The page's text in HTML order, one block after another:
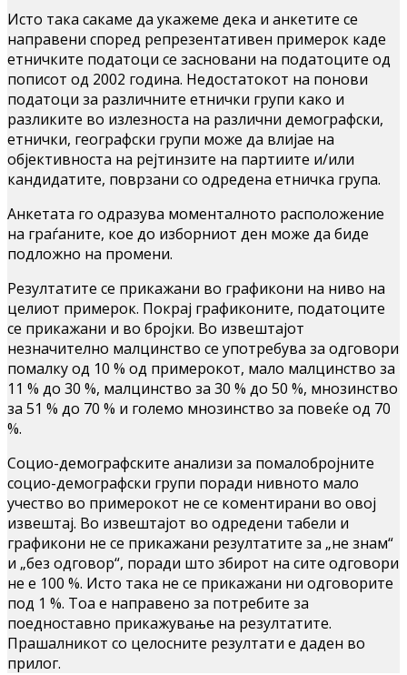
Исто така сакаме да укажеме дека и анкетите се
направени според репрезентативен примерок каде
етничките податоци се засновани на податоците од
пописот од 2002 година. Недостатокот на понови
податоци за различните етнички групи како и
разликите во излезноста на различни демографски,
етнички, географски групи може да влијае на
објективноста на рејтинзите на партиите и/или
кандидатите, поврзани со одредена етничка група.
Анкетата го одразува моменталното расположение
на граѓаните, кое до изборниот ден може да биде
подложно на промени.
Резултатите се прикажани во графикони на ниво на
целиот примерок. Покрај графиконите, податоците
се прикажани и во бројки. Во извештајот
незначително малцинство се употребува за одговори
помалку од 10 % од примерокот, мало малцинство за
11 % до 30 %, малцинство за 30 % до 50 %, мнозинство
за 51 % до 70 % и големо мнозинство за повеќе од 70
%.
Социо-демографските анализи за помалобројните
социо-демографски групи поради нивното мало
учество во примерокот не се коментирани во овој
извештај. Во извештајот во одредени табели и
графикони не се прикажани резултатите за „не знам“
и „без одговор“, поради што збирот на сите одговори
не е 100 %. Исто така не се прикажани ни одговорите
под 1 %. Тоа е направено за потребите за
поедноставно прикажување на резултатите.
Прашалникот со целосните резултати е даден во
прилог.